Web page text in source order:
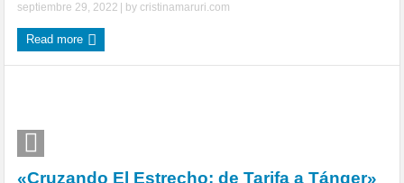
septiembre 29, 2022 | bycristinamaruri.com
Read more
«Cruzando El Estrecho: de Tarifa a Tánger»